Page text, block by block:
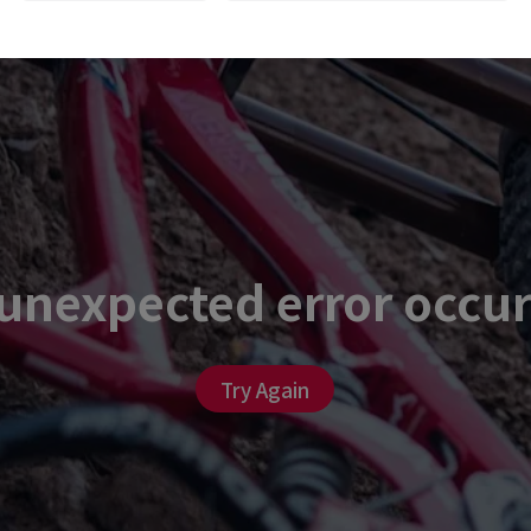
error
Try Again